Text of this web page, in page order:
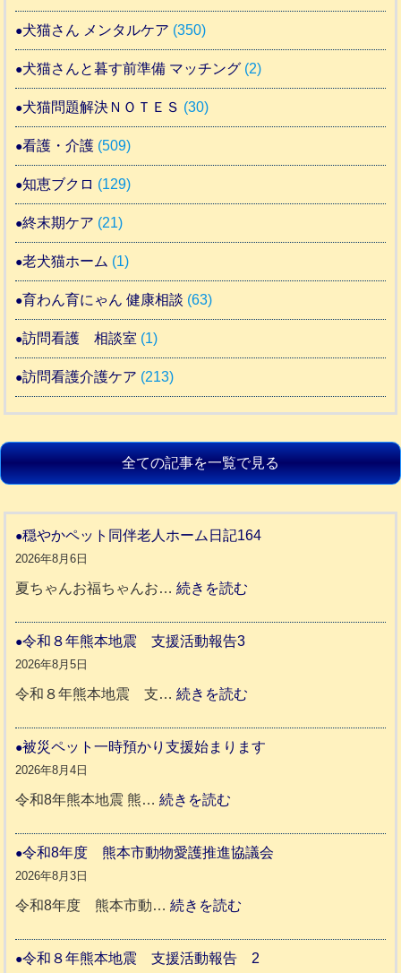
犬猫さん メンタルケア (350)
犬猫さんと暮す前準備 マッチング (2)
犬猫問題解決ＮＯＴＥＳ (30)
看護・介護 (509)
知恵ブクロ (129)
終末期ケア (21)
老犬猫ホーム (1)
育わん育にゃん 健康相談 (63)
訪問看護 相談室 (1)
訪問看護介護ケア (213)
全ての記事を一覧で見る
穏やかペット同伴老人ホーム日記164
2026年8月6日
夏ちゃんお福ちゃんお…続きを読む
ト
人
ホ
日
記
令和８年熊本地震 支援活動報告3
2026年8月5日
令和８年熊本地震 支…続きを読む
和
本
支
被災ペット一時預かり支援始まります
2026年8月4日
令和8年熊本地震 熊…続きを読む
災
ッ
一
令和8年度 熊本市動物愛護推進協議会
2026年8月3日
令和8年度 熊本市動…続きを読む
和
令和８年熊本地震 支援活動報告 2